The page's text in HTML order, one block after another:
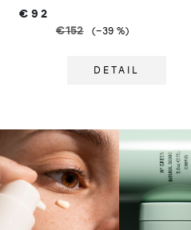
MANIKÚRU S 2
ODTIEŇMI
€92
€152
(–39 %)
DETAIL